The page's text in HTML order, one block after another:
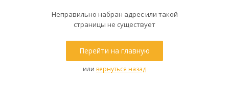
Неправильно набран адрес или такой
страницы не существует
Перейти на главную
или вернуться назад